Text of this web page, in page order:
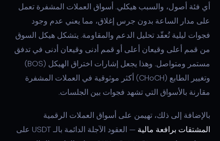
أي فئة أصول، والسبب هيكلي. أسواق العملات المشفرة تعمل
على مدار الساعة بدون جرس إغلاق، مما يعني عدم وجود
فجوات ليلية تُعقّد تحليل الدعم والمقاومة. يتشكل هيكل السوق
من قمم أعلى وقيعان أعلى أو قمم أدنى وقيعان أدنى في تدفق
مستمر ومتواصل. وهذا يجعل إشارات اختراق الهيكل (BOS)
وتغيير الطابع (CHoCH) أكثر موثوقية في العملات المشفرة
مقارنة بالأسواق التي تشهد فجوات بين الجلسات.
بالإضافة إلى ذلك، تهيمن على أسواق العملات الرقمية
المشتقات برافعة مالية
— العقود الآجلة الدائمة بالـ USDT على